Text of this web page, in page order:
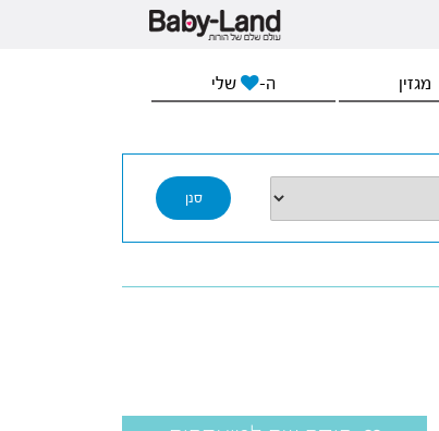
מגזין ה- שלי